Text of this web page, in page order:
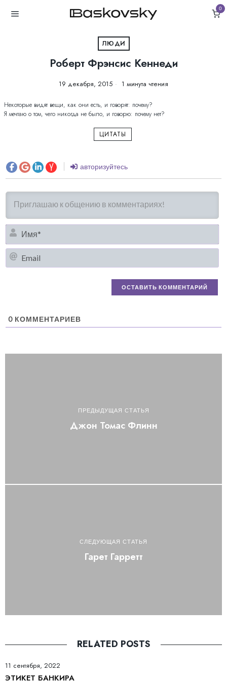
0
ЛЮДИ
Роберт Фрэнсис Кеннеди
19 декабря, 2015 1 минута чтения
Некоторые видят вещи, как они есть, и говорят: почему?
Я мечтаю о том, чего никогда не было, и говорю: почему нет?
ЦИТАТЫ
авторизуйтесь
0 КОММЕНТАРИЕВ
ПРЕДЫДУЩАЯ СТАТЬЯ
Джон Томас Флинн
СЛЕДУЮЩАЯ СТАТЬЯ
Гарет Гарретт
RELATED POSTS
11 сентября, 2022
ЭТИКЕТ БАНКИРА